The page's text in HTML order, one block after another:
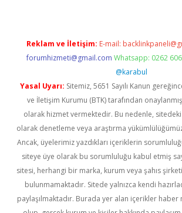
Reklam ve İletişim: E-mail:
forumhizmeti@gmail.com Whatsapp: 0262
@karabul
Yasal Uyarı: Sitemiz, 5651 Sayılı Kanun
ve İletişim Kurumu (BTK) tarafından onaylanmış
olarak hizmet vermektedir. Bu nedenle,
olarak denetleme veya araştırma
Ancak, üyelerimiz yazdıkları içeriklerin
siteye üye olarak bu sorumluluğu kabul etmiş
sitesi, herhangi bir marka, kurum veya şahıs
bulunmamaktadır. Sitede yalnızca kendi
paylaşılmaktadır. Burada yer alan içerikler haber